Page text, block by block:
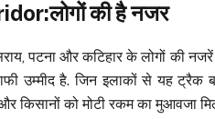
की है नजर
पटना और कटिहार के लोगों की नजरें
है. जिन इलाकों से यह ट्रैक
किसानों को मोटी रकम का मुआवजा